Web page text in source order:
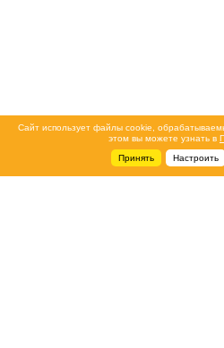
Сайт использует файлы cookie,
этом вы можете узнать в
Принять
Настроить